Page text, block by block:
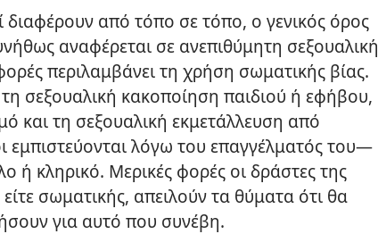
διαφέρουν από τόπο σε τόπο, ο γενικός όρος
αναφέρεται σε ανεπιθύμητη σεξουαλική
περιλαμβάνει τη χρήση σωματικής βίας.
σεξουαλική κακοποίηση παιδιού ή εφήβου,
και τη σεξουαλική εκμετάλλευση από
εμπιστεύονται λόγω του επαγγέλματός του​—
ή κληρικό. Μερικές φορές οι δράστες της
είτε σωματικής, απειλούν τα θύματα ότι θα
για αυτό που συνέβη.